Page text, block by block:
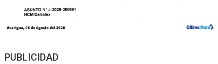
PUBLICIDAD